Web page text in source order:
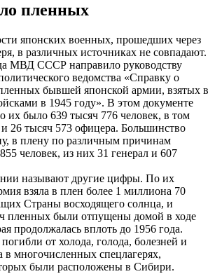
пленных
японских военных, прошедших через
в различных источниках не совпадают.
МВД СССР направило руководству
ведомства «Справку о
бывшей японской армии, взятых в
в 1945 году». В этом документе
их было 639 тысяч 776 человек, в том
и 26 тысяч 573 офицера. Большинство
в плену по различным причинам
человек, из них 31 генерал и 607
называют другие цифры. По их
взяла в плен более 1 миллиона 70
Страны восходящего солнца, и
пленных были отпущены домой в ходе
продолжалась вплоть до 1956 года.
от холода, голода, болезней и
в многочисленных спецлагерях,
были расположены в Сибири.